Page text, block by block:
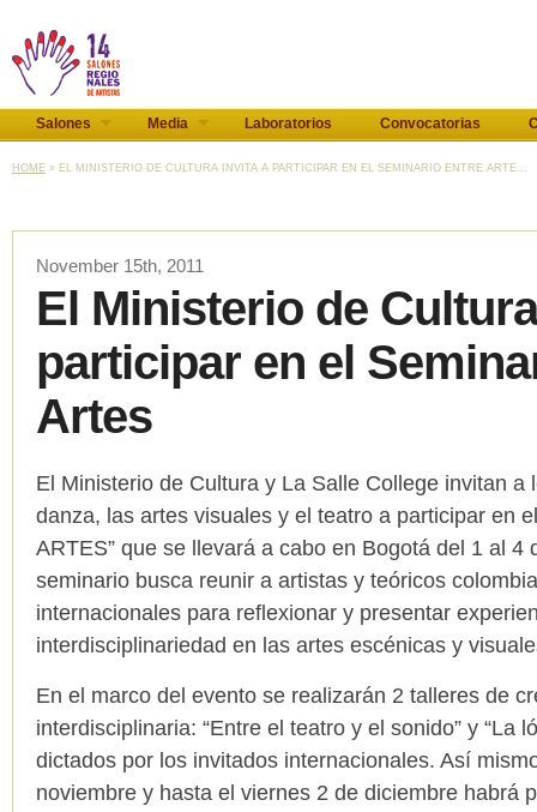
Salones Media Laboratorios Convocatorias
HOME » EL MINISTERIO DE CULTURA INVITA A PARTICIPAR EN EL SEMINARIO ENTRE ARTE...
November 15th, 2011
El Ministerio de
participar en el
Artes
El Ministerio de Cultura y La Salle College invitan a
danza, las artes visuales y el teatro a participar en
ARTES” que se llevará a cabo en Bogotá del 1 al 4
seminario busca reunir a artistas y teóricos
internacionales para reflexionar y presentar
interdisciplinariedad en las artes escénicas y
En el marco del evento se realizarán 2 talleres de
interdisciplinaria: “Entre el teatro y el sonido” y “La
dictados por los invitados internacionales. Así
noviembre y hasta el viernes 2 de diciembre habrá